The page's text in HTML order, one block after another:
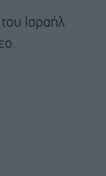
Ισραήλ